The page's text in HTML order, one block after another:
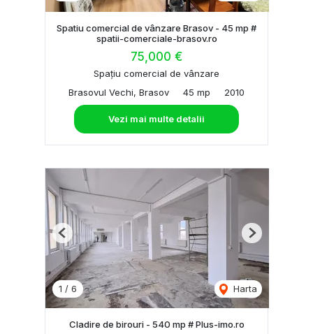
Spatiu comercial de vânzare Brasov - 45 mp #
spatii-comerciale-brasov.ro
75,000 €
Spațiu comercial de vânzare
Brasovul Vechi, Brasov
45 mp 2010
Vezi mai multe detalii
1 / 6 Harta
Previous Next
Cladire de birouri - 540 mp # Plus-imo.ro